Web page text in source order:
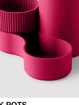
Raspberry